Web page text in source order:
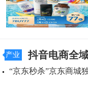
产业 抖音电商全
“京东秒杀”京东商城